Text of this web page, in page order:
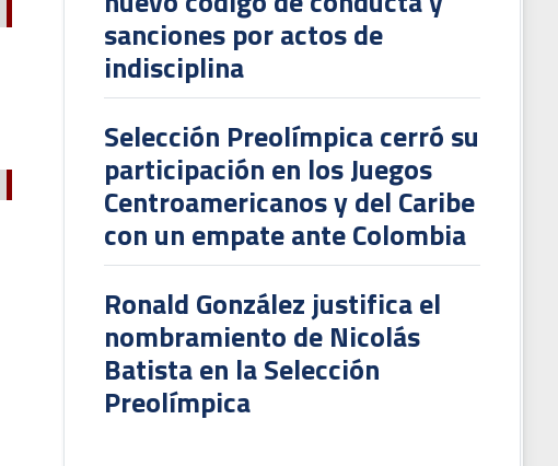
sanciones por actos de
indisciplina
Selección Preolímpica cerró su
participación en los Juegos
Centroamericanos y del Caribe
con un empate ante Colombia
Ronald González justifica el
nombramiento de Nicolás
Batista en la Selección
Preolímpica